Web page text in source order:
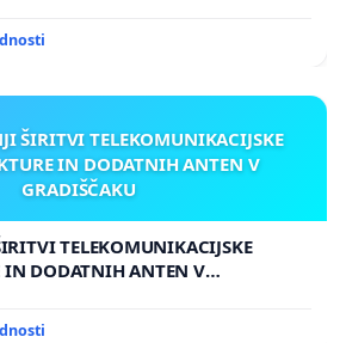
ŠIRITVI TELEKOMUNIKACIJSKE
IN DODATNIH ANTEN V
GRADIŠČAKU
TELEKOMUNIKACIJSKE
IN DODATNIH ANTEN V